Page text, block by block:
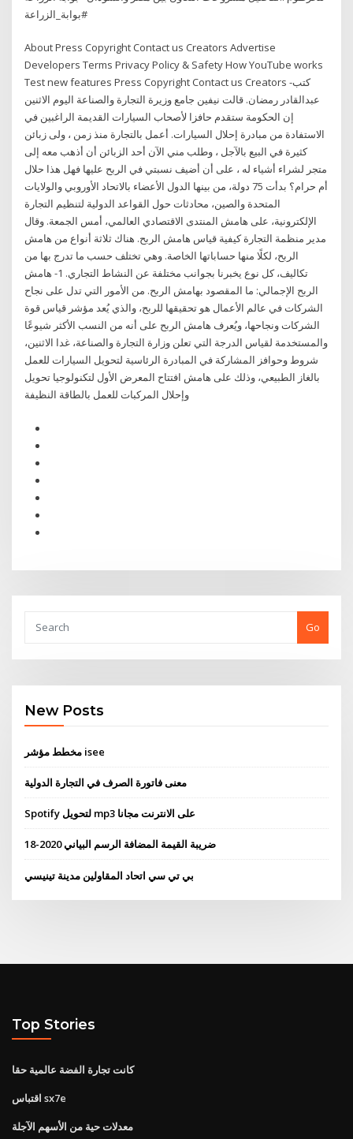
#بوابة_الزراعة
About Press Copyright Contact us Creators Advertise
Developers Terms Privacy Policy & Safety How YouTube works
Test new features Press Copyright Contact us Creators كتب-
عبدالقادر رمضان. قالت نيفين جامع وزيرة التجارة والصناعة اليوم الاثنين
إن الحكومة ستقدم حافزا لأصحاب السيارات القديمة الراغبين في
الاستفادة من مبادرة إحلال السيارات. أعمل بالتجارة منذ زمن ، ولى زبائن
كثيرة في البيع بالآجل ، وطلب مني الآن أحد الزبائن أن أذهب معه إلى
متجر لشراء أشياء له ، على أن أضيف نسبتي في الربح عليها فهل هذا حلال
أم حرام؟ بدأت 75 دولة، من بينها الدول الأعضاء بالاتحاد الأوروبي والولايات
المتحدة والصين، محادثات حول القواعد الدولية لتنظيم التجارة
الإلكترونية، على هامش المنتدى الاقتصادي العالمي، أمس الجمعة. وقال
مدير منظمة التجارة كيفية قياس هامش الربح. هناك ثلاثة أنواع من هامش
الربح، لكلًا منها حساباتها الخاصة. وهي تختلف حسب ما تدرج بها من
تكاليف، كل نوع يخبرنا بجوانب مختلفة عن النشاط التجاري. 1- هامش
الربح الإجمالي: ما المقصود بهامش الربح. من الأمور التي تدل على نجاح
الشركات في عالم الأعمال هو تحقيقها للربح، والذي يُعد مؤشر قياس قوة
الشركات ونجاحها، ويُعرف هامش الربح على أنه من النسب الأكثر شيوعًا
والمستخدمة لقياس الدرجة التي تعلن وزارة التجارة والصناعة، غدا الاثنين،
شروط وحوافز المشاركة في المبادرة الرئاسية لتحويل السيارات للعمل
بالغاز الطبيعي، وذلك على هامش افتتاح المعرض الأول لتكنولوجيا تحويل
وإحلال المركبات للعمل بالطاقة النظيفة
Go
New Posts
مخطط مؤشر isee
معنى فاتورة الصرف في التجارة الدولية
Spotify لتحويل mp3 على الانترنت مجانا
ضريبة القيمة المضافة الرسم البياني 2020-18
بي تي سي اتحاد المقاولين مدينة تينيسي
Top Stories
كانت تجارة الفضة عالمية حقا
اقتباس sx7e
معدلات حية من الأسهم الآجلة